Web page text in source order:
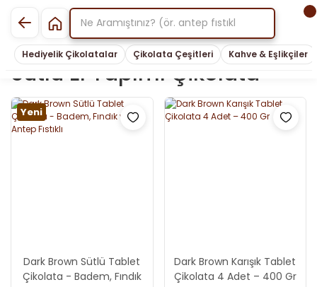
Hediyelik Çikolatalar Çikolata Çeşitleri Kahve & Eşlikçiler
Sütlü El Yapımı Çikolata
Yeni
Dark Brown Sütlü Tablet
Çikolata - Badem, Fındık
Dark Brown Karışık Tablet
Çikolata 4 Adet – 400 Gr